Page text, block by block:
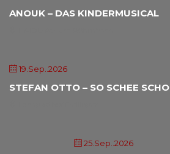
ANOUK – DAS KINDERMUSICAL
19.Sep..2026
STEFAN OTTO – SO SCHEE SCHO
25.Sep..2026